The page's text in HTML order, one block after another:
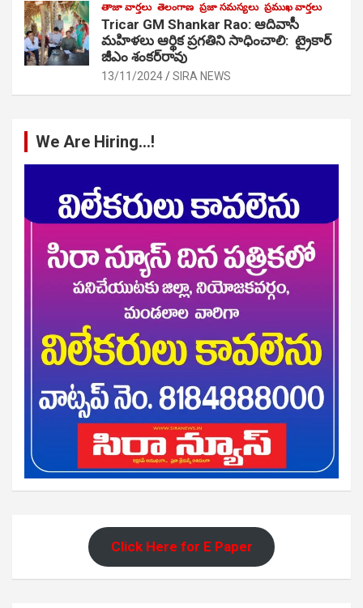
తాజా వార్తలు తెలంగాణ ప్రజా సమస్యలు ప్రముఖ వార్తలు
Tricar GM Shankar Rao: ఆదివాసీ
మహిళలు ఆర్థిక ప్రగతిని సాధించాలి: ట్రైకార్
జీఎం శంకర్‌రావు
13/11/2024 SIRA NEWS
We Are Hiring…!
Click Here for E Paper